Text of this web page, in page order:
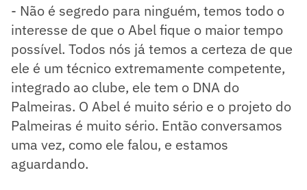
- Não é segredo para ninguém, temos todo o
interesse de que o Abel fique o maior tempo
possível. Todos nós já temos a certeza de que
ele é um técnico extremamente competente,
integrado ao clube, ele tem o DNA do
Palmeiras. O Abel é muito sério e o projeto do
Palmeiras é muito sério. Então conversamos
uma vez, como ele falou, e estamos
aguardando.